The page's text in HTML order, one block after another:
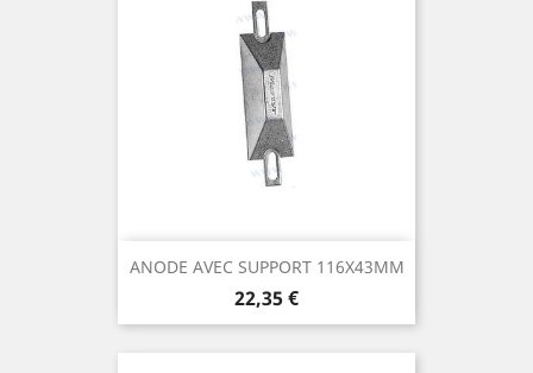
ANODE AVEC SUPPORT 116X43MM
Prix
22,35 €